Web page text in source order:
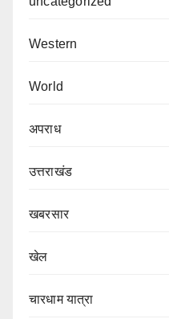
Western
World
अपराध
उत्तराखंड
खबरसार
खेल
चारधाम यात्रा